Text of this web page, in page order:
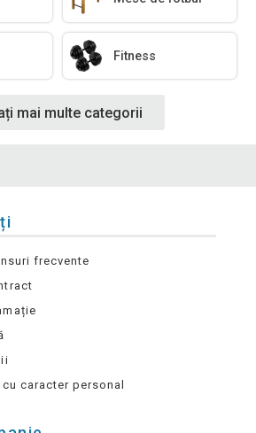
Fitness
mai multe categorii
frecvente
caracter personal